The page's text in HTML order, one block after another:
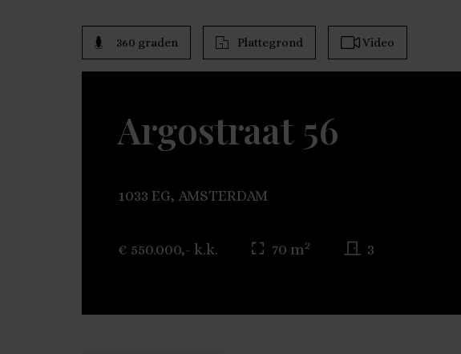
360 graden Plattegrond Video
Argostraat 56
1033 EG, AMSTERDAM
€ 550.000,- k.k. 70 m2 3